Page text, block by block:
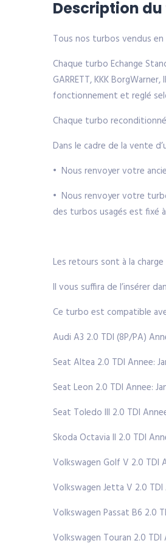
Description
Tous nos turbos vendus
Chaque turbo Echange
GARRETT, KKK
fonctionnement et reglé
Chaque turbo
Dans le cadre de la vente
• Nous renvoyer votre
• Nous renvoyer votre
des turbos usagés est fixé
Les retours sont à la
Il vous suffira de l’insérer
Ce turbo est compatible
Audi A3 2.0 TDI (8P/PA)
Seat Altea 2.0 TDI Annee:
Seat Leon 2.0 TDI Annee:
Seat Toledo III 2.0 TDI
Skoda Octavia II 2.0 TDI
Volkswagen Golf V 2.0 TDI
Volkswagen Jetta V 2.0 TDI
Volkswagen Passat B6 2.0
Volkswagen Touran 2.0 TDI